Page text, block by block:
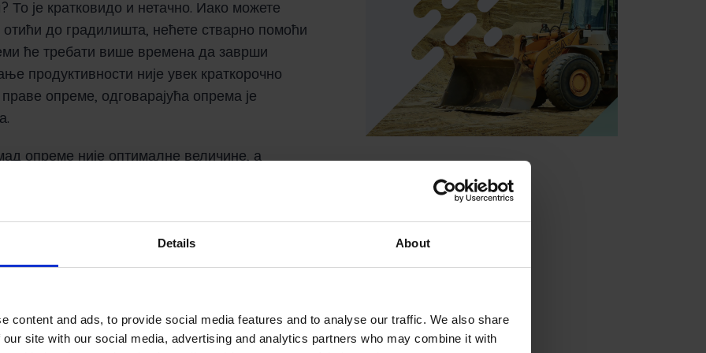
Details About
content and ads, to provide social media features and to analyse our traffic. We also share
site with our social media, advertising and analytics partners who may combine it with
је кратковидо и нетачно. Иако можете
до градилишта, нећете стварно помоћи
ће требати више времена да заврши
продуктивности није увек краткорочно
опреме, одговарајућа опрема је
опреме није оптималне величине, а
логика важи чак и ако поседујете
квалитетнији рад и повећати
рај
под руку са ефикасношћу планирања.